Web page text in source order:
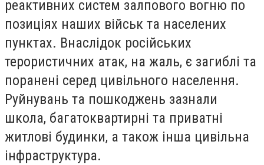
реактивних систем залпового вогню по
позиціях наших військ та населених
пунктах. Внаслідок російських
терористичних атак, на жаль, є загиблі та
поранені серед цивільного населення.
Руйнувань та пошкоджень зазнали
школа, багатоквартирні та приватні
житлові будинки, а також інша цивільна
інфраструктура.